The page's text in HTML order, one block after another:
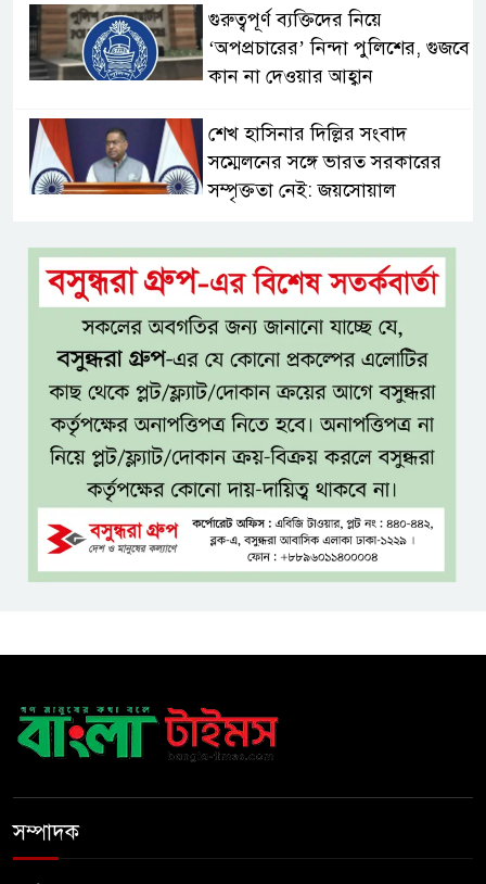
গুরুত্বপূর্ণ ব্যক্তিদের নিয়ে
‘অপপ্রচারের’ নিন্দা পুলিশের, গুজবে
কান না দেওয়ার আহ্বান
শেখ হাসিনার দিল্লির সংবাদ
সম্মেলনের সঙ্গে ভারত সরকারের
সম্পৃক্ততা নেই: জয়সোয়াল
টাঙ্গাইলে নিহত ১৪ বাস-মিনিবাস
মালিকের পরিবারকে আর্থিক অনুদান
ও সম্মাননা
সাড়ে ৩ হাজার এতিম ও
মাদরাসাশিক্ষার্থীর খাবারের
আয়োজন করলেন প্রতিমন্ত্রী টুকু
অপ-সাংবাদিকতা পরিহার করে
দায়িত্বশীল ভূমিকা রাখতে হবে
ঢাবি নিয়ে মন্তব্য: ব্যারিস্টার ফুয়াদের
আসে বিএনপি: মির্জা ফখরুল
সম্পাদক